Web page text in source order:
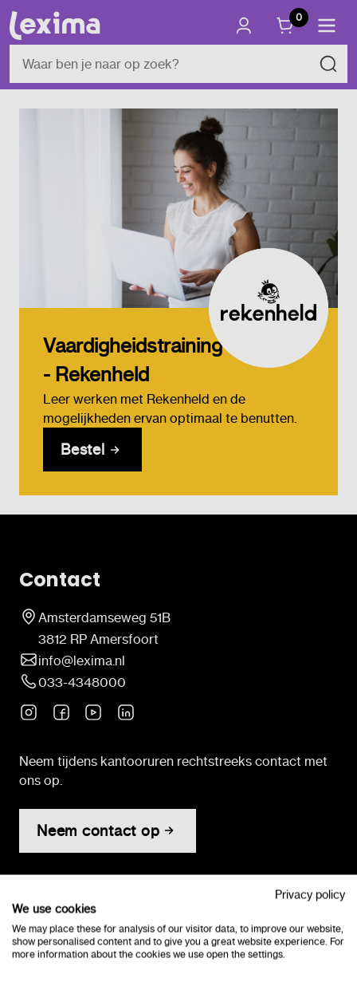
0
Vaardigheidstraining
- Rekenheld
Leer werken met Rekenheld en de
mogelijkheden ervan optimaal te benutten.
Bestel
Contact
Amsterdamseweg 51B
3812 RP Amersfoort
info@lexima.nl
033-4348000
Neem tijdens kantooruren rechtstreeks contact met
ons op.
Neem contact op
Algemene voorwaarden
Programma's
Privacy policy
We use cookies
We may place these for analysis of our visitor data, to improve our website,
show personalised content and to give you a great website experience. For
more information about the cookies we use open the settings.